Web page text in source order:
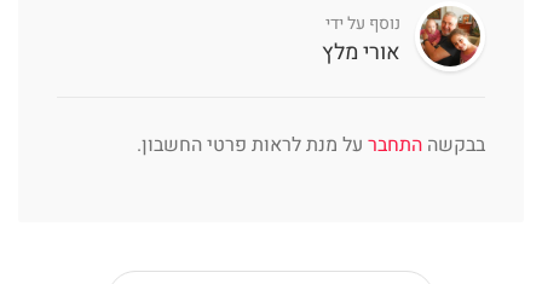
נוסף על ידי
אורי מלץ
בבקשה התחבר על מנת לראות פרטי החשבון.